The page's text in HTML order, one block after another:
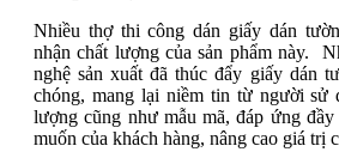
Nhiều thợ thi công dán giấy dán
nhận chất lượng của sản phẩm này.
nghệ sản xuất đã thúc đẩy giấy dán
chóng, mang lại niềm tin từ người sử
lượng cũng như mẫu mã, đáp ứng
muốn của khách hàng, nâng cao giá trị